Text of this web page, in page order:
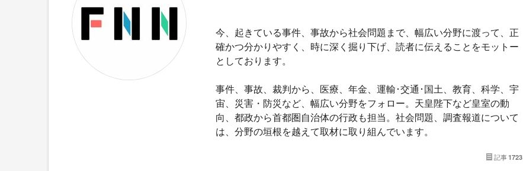
今、起きている事件、事故から社会問題まで、幅広い分野に渡って、正
確かつ分かりやすく、時に深く掘り下げ、読者に伝えることをモットー
としております。
事件、事故、裁判から、医療、年金、運輸･交通･国土、教育、科学、宇
宙、災害・防災など、幅広い分野をフォロー。天皇陛下など皇室の動
向、都政から首都圏自治体の行政も担当。社会問題、調査報道について
は、分野の垣根を越えて取材に取り組んでいます。
記事1723